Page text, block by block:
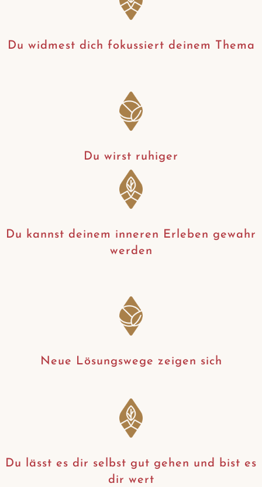
Du widmest dich fokussiert deinem Thema
Du wirst ruhiger
Du kannst deinem inneren Erleben gewahr
werden
Neue Lösungswege zeigen sich
Du lässt es dir selbst gut gehen und bist es
dir wert